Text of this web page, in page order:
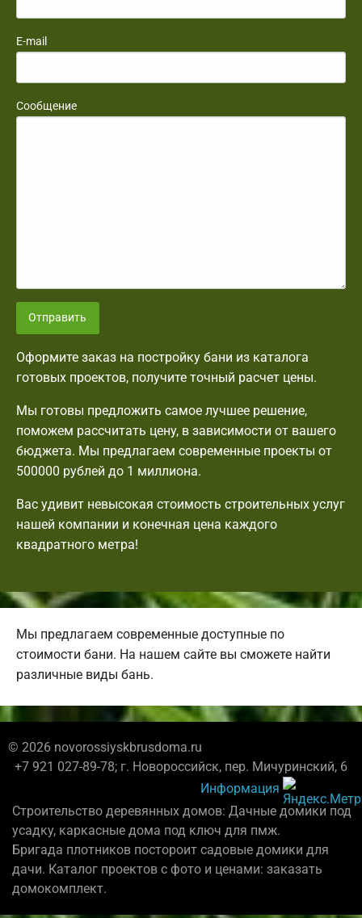
E-mail
Сообщение
Отправить
Оформите заказ на постройку бани из каталога
готовых проектов, получите точный расчет цены.
Мы готовы предложить самое лучшее решение,
поможем рассчитать цену, в зависимости от вашего
бюджета. Мы предлагаем современные проекты от
500000 рублей до 1 миллиона.
Вас удивит невысокая стоимость строительных услуг
нашей компании и конечная цена каждого
квадратного метра!
Мы предлагаем современные доступные по
стоимости бани. На нашем сайте вы сможете найти
различные виды бань.
© 2026 novorossiyskbrusdoma.ru
+7 921 027-89-78; г. Новороссийск, пер. Мичуринский, 6
Информация
Строительство деревянных домов: Дачные домики под
усадку, каркасные дома под ключ для пмж.
Бригада плотников постороит садовые домики для
дачи. Каталог проектов с фото и ценами: заказать
домокомплект.